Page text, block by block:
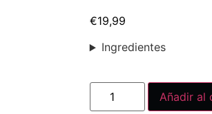
€19,99
Ingredientes
Añadir al